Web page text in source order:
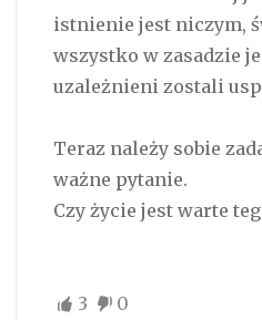
istnienie jest niczym,
wszystko w zasadzie
uzależnieni zostali
Teraz należy sobie
ważne pytanie.
Czy życie jest warte
3
0